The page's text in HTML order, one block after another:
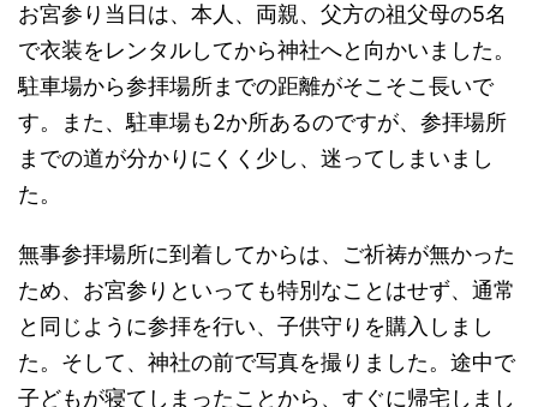
お宮参り当日は、本人、両親、父方の祖父母の5名
で衣装をレンタルしてから神社へと向かいました。
駐車場から参拝場所までの距離がそこそこ長いで
す。また、駐車場も2か所あるのですが、参拝場所
までの道が分かりにくく少し、迷ってしまいまし
た。
無事参拝場所に到着してからは、ご祈祷が無かった
ため、お宮参りといっても特別なことはせず、通常
と同じように参拝を行い、子供守りを購入しまし
た。そして、神社の前で写真を撮りました。途中で
子どもが寝てしまったことから、すぐに帰宅しまし